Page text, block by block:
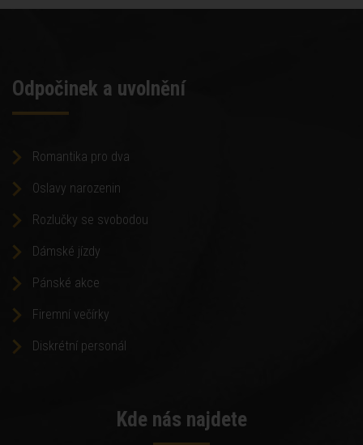
Odpočinek a uvolnění
Romantika pro dva
Oslavy narozenin
Rozlučky se svobodou
Dámské jízdy
Pánské akce
Firemní večírky
Diskrétní personál
Kde nás najdete